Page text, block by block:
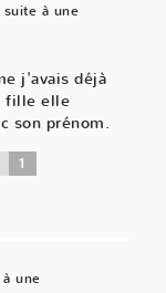
suite à une
j'avais déjà
fille elle
son prénom.
1
une